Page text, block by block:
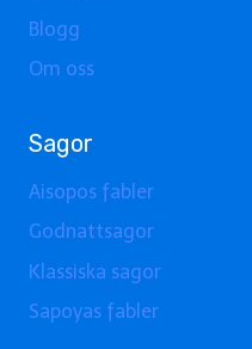
Blogg
Om oss
Sagor
Aisopos fabler
Godnattsagor
Klassiska sagor
Sapoyas fabler